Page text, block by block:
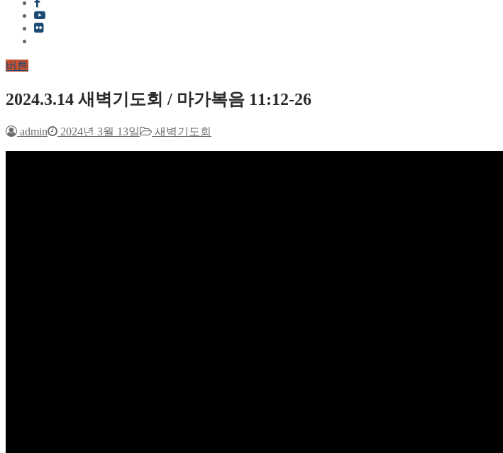
버튼
2024.3.14 새벽기도회 / 마가복음 11:12-26
admin 2024년 3월 13일 새벽기도회